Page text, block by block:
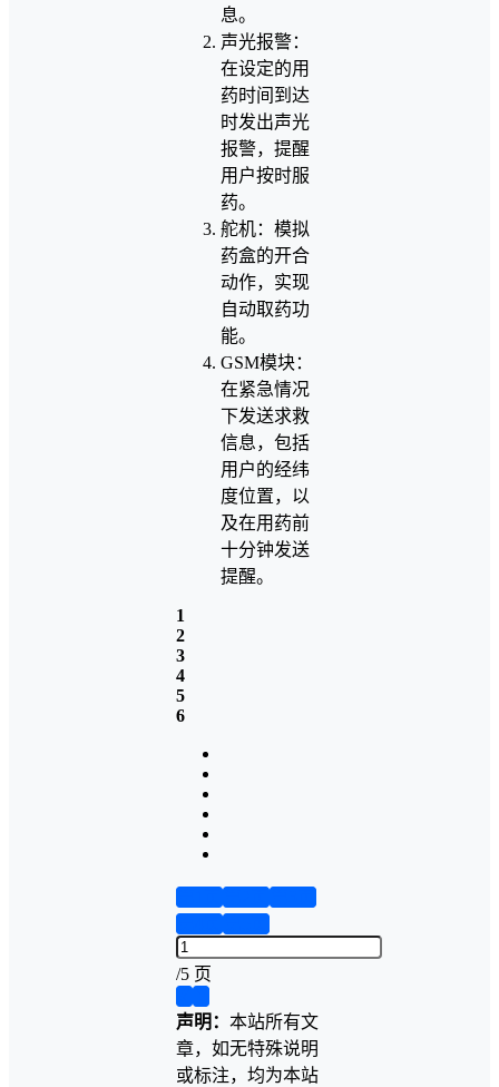
息。
声光报警：
在设定的用
药时间到达
时发出声光
报警，提醒
用户按时服
药。
舵机：模拟
药盒的开合
动作，实现
自动取药功
能。
GSM模块：
在紧急情况
下发送求救
信息，包括
用户的经纬
度位置，以
及在用药前
十分钟发送
提醒。
1
2
3
4
5
6
/5 页
声明： 本站所有文
章，如无特殊说明
或标注，均为本站